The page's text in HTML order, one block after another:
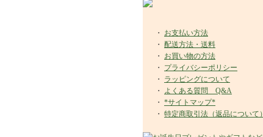
・ お支払い方法
・ 配送方法・送料
・ お買い物の方法
・ プライバシーポリシー
・ ラッピングについて
・ よくある質問 Q&A
・ *サイトマップ*
・ 特定商取引法（返品について）